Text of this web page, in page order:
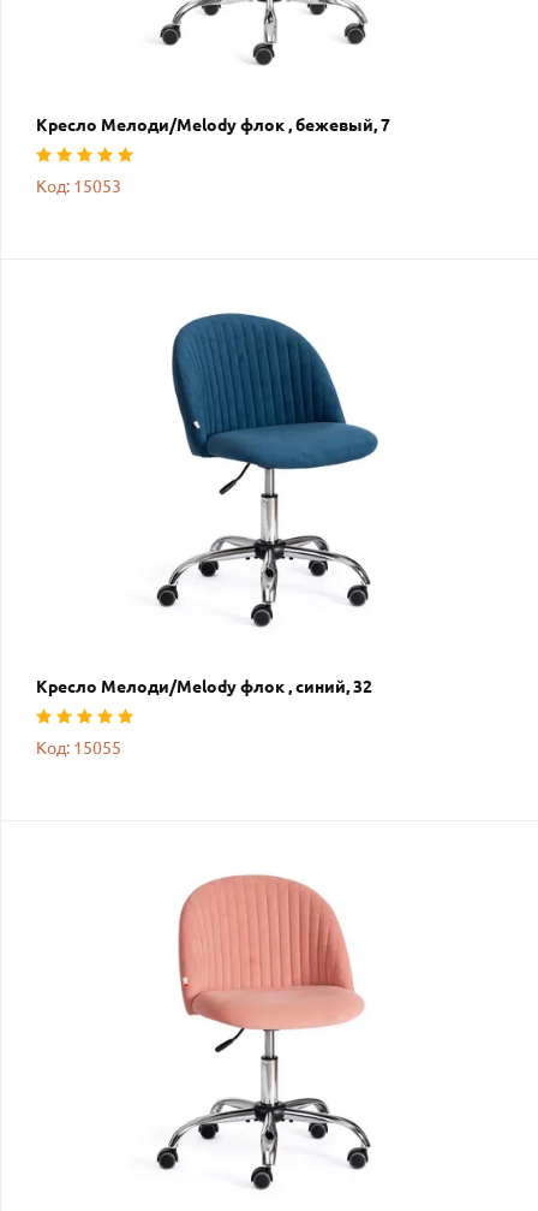
Кресло Мелоди/Melody флок , бежевый, 7
Код: 15053
Кресло Мелоди/Melody флок , синий, 32
Код: 15055